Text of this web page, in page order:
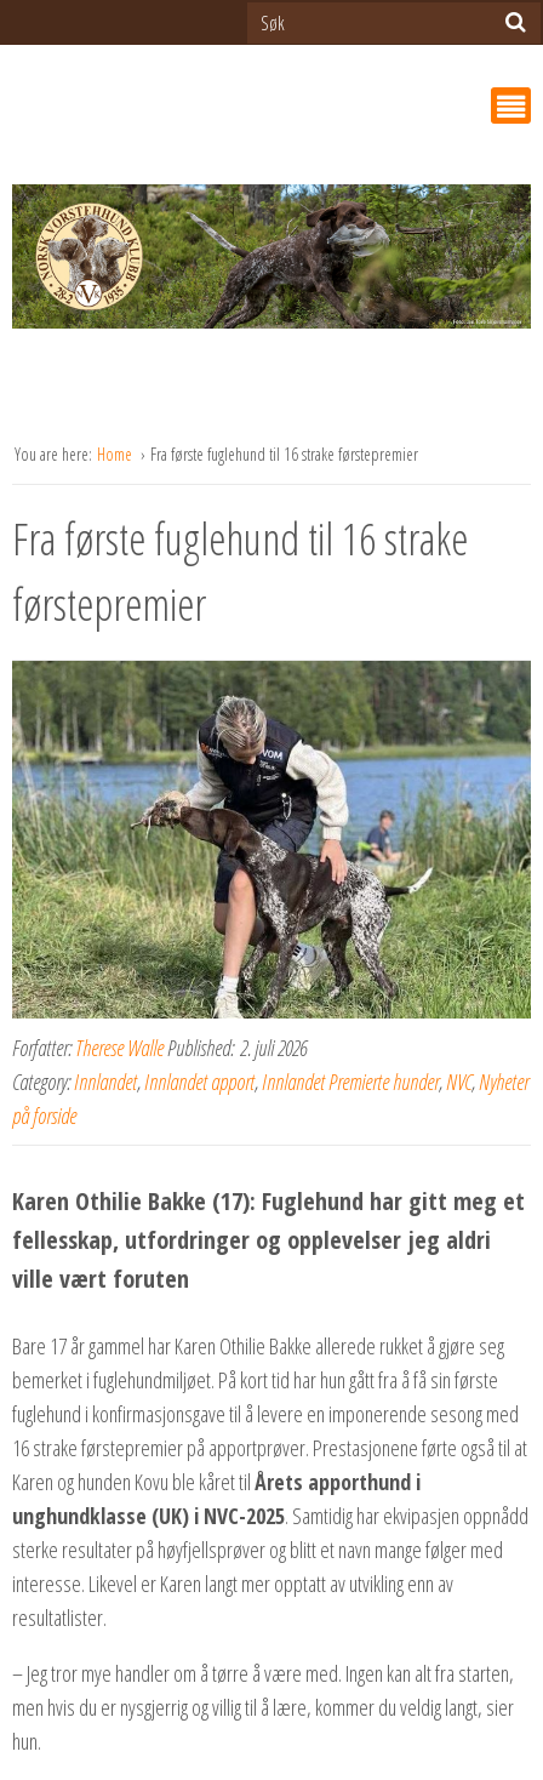
You are here: Home Fra første fuglehund til 16 strake førstepremier
Fra første fuglehund til 16 strake
førstepremier
Forfatter:Therese WallePublished: 2. juli 2026
Category:Innlandet,Innlandet apport,Innlandet Premierte hunder,NVC,Nyheter
på forside
Karen Othilie Bakke (17): Fuglehund har gitt meg et
fellesskap, utfordringer og opplevelser jeg aldri
ville vært foruten
Bare 17 år gammel har Karen Othilie Bakke allerede rukket å gjøre seg
bemerket i fuglehundmiljøet. På kort tid har hun gått fra å få sin første
fuglehund i konfirmasjonsgave til å levere en imponerende sesong med
16 strake førstepremier på apportprøver. Prestasjonene førte også til at
Karen og hunden Kovu ble kåret tilÅrets apporthund i
unghundklasse (UK) i NVC-2025. Samtidig har ekvipasjen oppnådd
sterke resultater på høyfjellsprøver og blitt et navn mange følger med
interesse. Likevel er Karen langt mer opptatt av utvikling enn av
resultatlister.
– Jeg tror mye handler om å tørre å være med. Ingen kan alt fra starten,
men hvis du er nysgjerrig og villig til å lære, kommer du veldig langt, sier
hun.